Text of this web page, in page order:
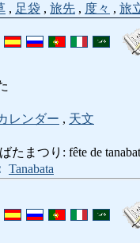
, 足袋 , 旅先 , 度々 , 旅
レンダー , 天文
たまつり: fête de
Tanabata